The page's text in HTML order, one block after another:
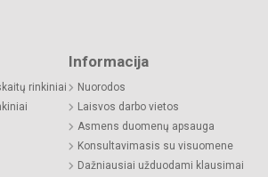
rinkiniai
Informacija
Nuorodos
Laisvos darbo vietos
Asmens duomenų apsauga
Konsultavimasis su visuomene
Dažniausiai užduodami klausimai